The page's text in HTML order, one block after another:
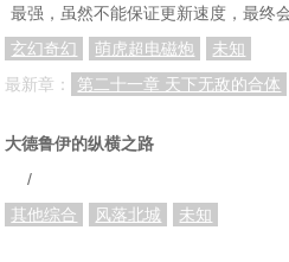
最强，虽然不能保证更新速度，最终
玄幻奇幻
萌虎超电磁炮
未知
最新章：
第二十一章 天下无敌的合体
大德鲁伊的纵横之路
/
其他综合
风落北城 未知